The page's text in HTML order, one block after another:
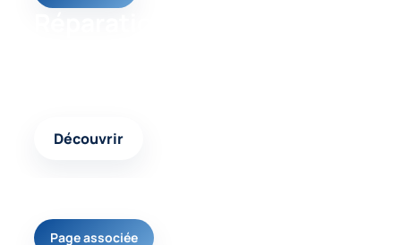
Découvrir
Page associée